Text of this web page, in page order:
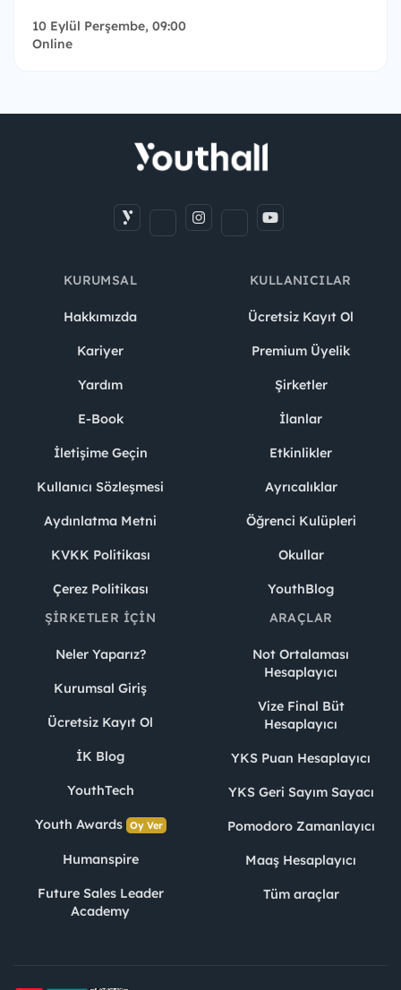
10 Eylül Perşembe, 09:00
Online
KURUMSAL
Hakkımızda
Kariyer
Yardım
E-Book
İletişime Geçin
Kullanıcı Sözleşmesi
Aydınlatma Metni
KVKK Politikası
Çerez Politikası
KULLANICILAR
Ücretsiz Kayıt Ol
Premium Üyelik
Şirketler
İlanlar
Etkinlikler
Ayrıcalıklar
Öğrenci Kulüpleri
Okullar
YouthBlog
ŞIRKETLER İÇIN
Neler Yaparız?
Kurumsal Giriş
Ücretsiz Kayıt Ol
İK Blog
YouthTech
Youth Awards Oy Ver
Humanspire
Future Sales Leader
Academy
ARAÇLAR
Not Ortalaması
Hesaplayıcı
Vize Final Büt
Hesaplayıcı
YKS Puan Hesaplayıcı
YKS Geri Sayım Sayacı
Pomodoro Zamanlayıcı
Maaş Hesaplayıcı
Tüm araçlar